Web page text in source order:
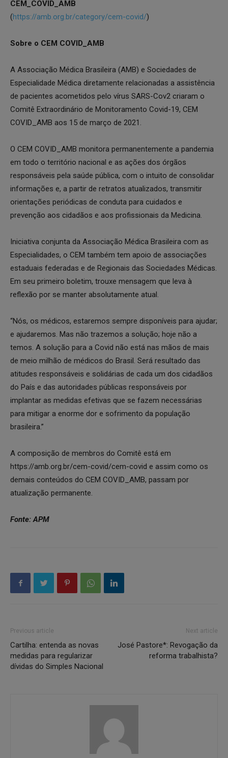
CEM_COVID_AMB
(https://amb.org.br/category/cem-covid/)
Sobre o CEM COVID_AMB
A Associação Médica Brasileira (AMB) e Sociedades de
Especialidade Médica diretamente relacionadas a assistência
de pacientes acometidos pelo vírus SARS-Cov2 criaram o
Comitê Extraordinário de Monitoramento Covid-19, CEM
COVID_AMB aos 15 de março de 2021.
O CEM COVID_AMB monitora permanentemente a pandemia
em todo o território nacional e as ações dos órgãos
responsáveis pela saúde pública, com o intuito de consolidar
informações e, a partir de retratos atualizados, transmitir
orientações periódicas de conduta para cuidados e
prevenção aos cidadãos e aos profissionais da Medicina.
Iniciativa conjunta da Associação Médica Brasileira com as
Especialidades, o CEM também tem apoio de associações
estaduais federadas e de Regionais das Sociedades Médicas.
Em seu primeiro boletim, trouxe mensagem que leva à
reflexão por se manter absolutamente atual.
“Nós, os médicos, estaremos sempre disponíveis para ajudar;
e ajudaremos. Mas não trazemos a solução; hoje não a
temos. A solução para a Covid não está nas mãos de mais
de meio milhão de médicos do Brasil. Será resultado das
atitudes responsáveis e solidárias de cada um dos cidadãos
do País e das autoridades públicas responsáveis por
implantar as medidas efetivas que se fazem necessárias
para mitigar a enorme dor e sofrimento da população
brasileira.”
A composição de membros do Comitê está em
https://amb.org.br/cem-covid/cem-covid e assim como os
demais conteúdos do CEM COVID_AMB, passam por
atualização permanente.
Fonte: APM
Previous article
Cartilha: entenda as novas
medidas para regularizar
dívidas do Simples Nacional
Next article
José Pastore*: Revogação da
reforma trabalhista?